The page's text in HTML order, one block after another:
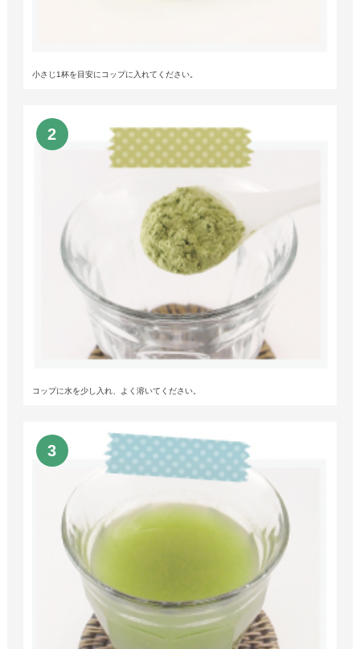
小さじ1杯を目安にコップに入れてください。
コップに水を少し入れ、よく溶いてください。